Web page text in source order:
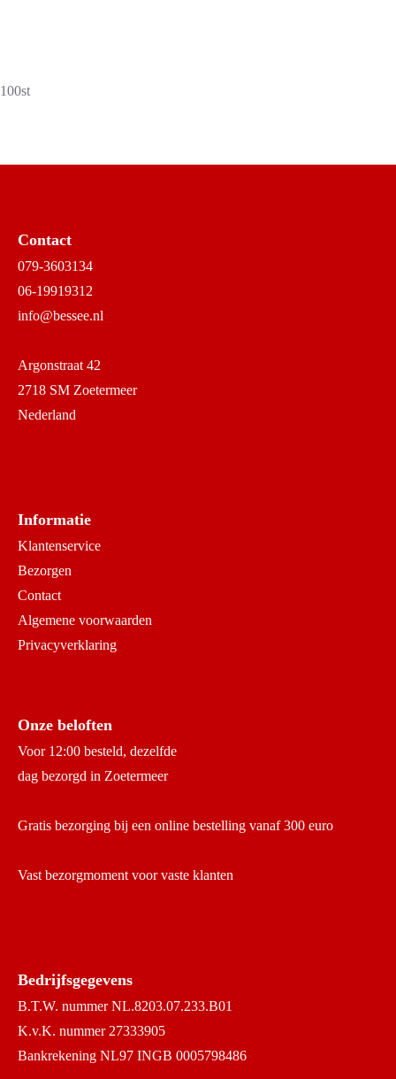
100st
Contact
079-3603134
06-19919312
info@bessee.nl
Argonstraat 42
2718 SM Zoetermeer
Nederland
Informatie
Klantenservice
Bezorgen
Contact
Algemene voorwaarden
Privacyverklaring
Onze beloften
Voor 12:00 besteld, dezelfde
dag bezorgd in Zoetermeer
Gratis bezorging bij een online bestelling vanaf 300 euro
Vast bezorgmoment voor vaste klanten
Bedrijfsgegevens
B.T.W. nummer NL.8203.07.233.B01
K.v.K. nummer 27333905
Bankrekening NL97 INGB 0005798486